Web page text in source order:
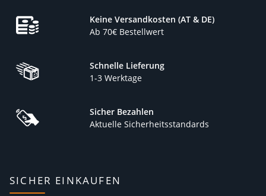
Keine Versandkosten (AT & DE)
Ab 70€ Bestellwert
Schnelle Lieferung
1-3 Werktage
Sicher Bezahlen
Aktuelle Sicherheitsstandards
SICHER EINKAUFEN